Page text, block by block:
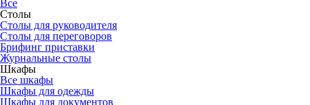
Все
Столы
Столы для руководителя
Столы для переговоров
Брифинг приставки
Журнальные столы
Шкафы
Все шкафы
Шкафы для одежды
Шкафы для документов